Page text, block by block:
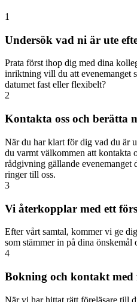
1
Undersök vad ni är ute
Prata först ihop dig med dina
inriktning vill du att evenemanget
datumet fast eller flexibelt?
2
Kontakta oss och berätta
När du har klart för dig vad du är
du varmt välkommen att kontakta
rådgivning gällande evenemanget
ringer till oss.
3
Vi återkopplar med ett
Efter vårt samtal, kommer vi ge
som stämmer in på dina önskemål
4
Bokning och kontakt med
När vi har hittat rätt föreläsare till